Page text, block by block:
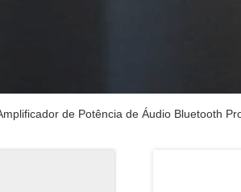
de Potência de Áudio Bluetooth